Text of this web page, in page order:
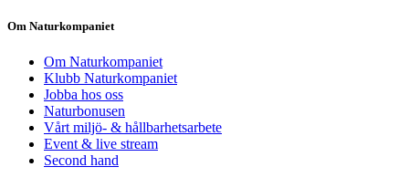
Om Naturkompaniet
Om Naturkompaniet
Klubb Naturkompaniet
Jobba hos oss
Naturbonusen
Vårt miljö- & hållbarhetsarbete
Event & live stream
Second hand